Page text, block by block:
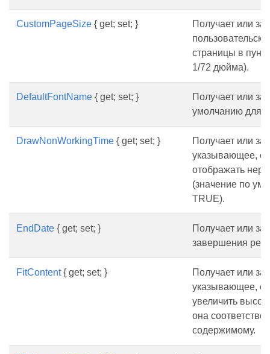
CustomPageSize { get; set; }
Получает или
страницы в
1/72 дюйма).
DefaultFontName { get; set; }
Получает или
умолчанию для
DrawNonWorkingTime { get; set; }
Получает или
указывающее,
отображать
(значение по
TRUE).
EndDate { get; set; }
Получает или
завершения
FitContent{ get; set; }
Получает или
указывающее,
увеличить
она
содержимому.